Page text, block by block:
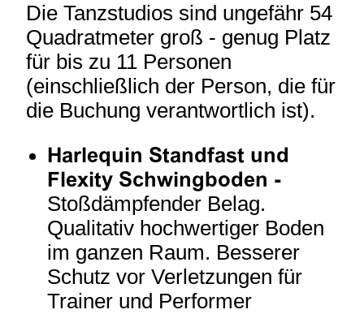
Die Tanzstudios sind ungefähr 54
Quadratmeter groß - genug Platz
für bis zu 11 Personen
(einschließlich der Person, die für
die Buchung verantwortlich ist).
Harlequin Standfast und
Flexity Schwingboden -
Stoßdämpfender Belag.
Qualitativ hochwertiger Boden
im ganzen Raum. Besserer
Schutz vor Verletzungen für
Trainer und Performer